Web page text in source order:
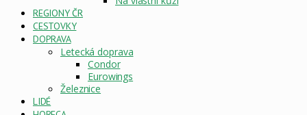
REGIONY ČR
CESTOVKY
DOPRAVA
Letecká doprava
Condor
Eurowings
Železnice
LIDÉ